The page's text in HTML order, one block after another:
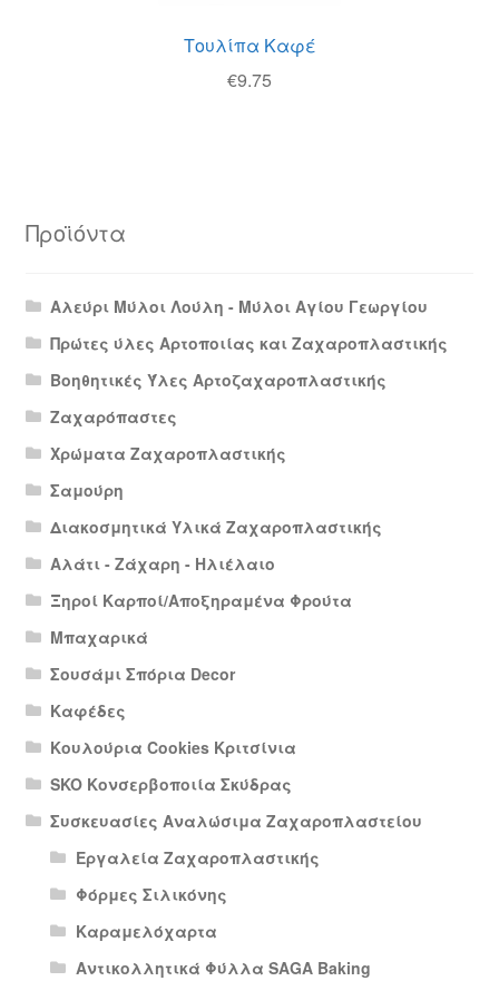
Τουλίπα Καφέ
€9.75
Προϊόντα
Αλεύρι Μύλοι Λούλη - Μύλοι Αγίου Γεωργίου
Πρώτες ύλες Αρτοποιίας και Ζαχαροπλαστικής
Βοηθητικές Ύλες Αρτοζαχαροπλαστικής
Ζαχαρόπαστες
Χρώματα Ζαχαροπλαστικής
Σαμούρη
Διακοσμητικά Υλικά Ζαχαροπλαστικής
Αλάτι - Ζάχαρη - Ηλιέλαιο
Ξηροί Καρποί/Αποξηραμένα Φρούτα
Μπαχαρικά
Σουσάμι Σπόρια Decor
Καφέδες
Κουλούρια Cookies Κριτσίνια
SKO Κονσερβοποιία Σκύδρας
Συσκευασίες Αναλώσιμα Ζαχαροπλαστείου
Εργαλεία Ζαχαροπλαστικής
Φόρμες Σιλικόνης
Καραμελόχαρτα
Αντικολλητικά Φύλλα SAGA Baking